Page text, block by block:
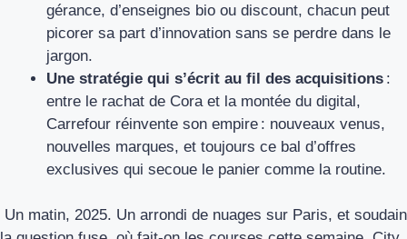
gérance, d’enseignes bio ou discount, chacun peut
picorer sa part d’innovation sans se perdre dans le
jargon.
Une stratégie qui s’écrit au fil des acquisitions :
entre le rachat de Cora et la montée du digital,
Carrefour réinvente son empire : nouveaux venus,
nouvelles marques, et toujours ce bal d’offres
exclusives qui secoue le panier comme la routine.
Un matin, 2025. Un arrondi de nuages sur Paris, et soudain